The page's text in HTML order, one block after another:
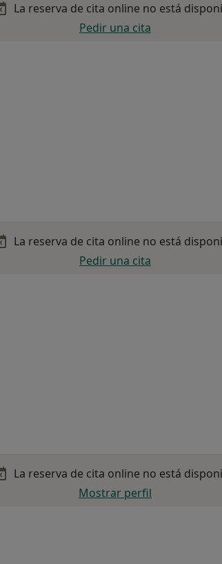
La reserva de cita online no está
Pedir una cita
La reserva de cita online no está
Pedir una cita
La reserva de cita online no está
Mostrar perfil